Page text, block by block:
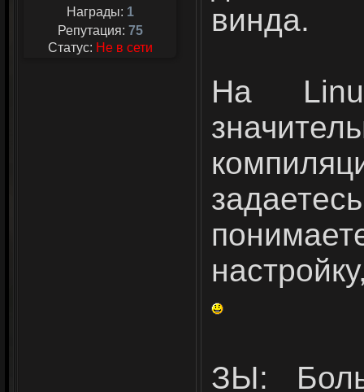
Награды: 1
Репутация: 75
Статус: Не в сети
винда.
На
ЗЫ: